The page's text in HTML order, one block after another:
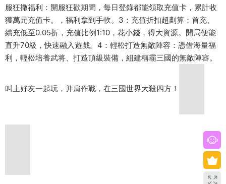
服狂撒福利：開服狂歡期間，每日登錄都能領取充值卡，累計收
獲萬元充值卡。，福利拿到手軟。3：充值折扣超劃算：首充、
續充低至0.05折，充值比例1:10，花小錢，得大資源。開局便能
直升70級，快速融入遊戲。4：輕松打造無敵陣容：憑借海量福
利，輕松培養武将、打造頂級裝備，組建稱霸三國的無敵陣容。
叫上好友一起玩，并肩作戰，在三國世界大殺四方！